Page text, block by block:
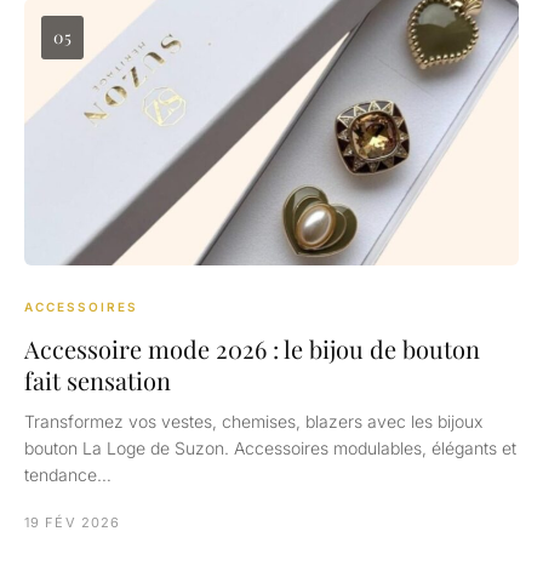
05
ACCESSOIRES
Accessoire mode 2026 : le bijou de bouton
fait sensation
Transformez vos vestes, chemises, blazers avec les bijoux
bouton La Loge de Suzon. Accessoires modulables, élégants et
tendance…
19 FÉV 2026